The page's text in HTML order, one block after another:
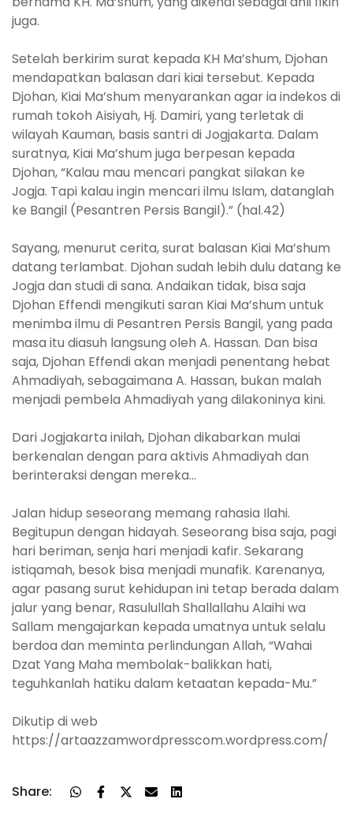
juga.
Setelah berkirim surat kepada KH Ma’shum, Djohan
mendapatkan balasan dari kiai tersebut. Kepada
Djohan, Kiai Ma’shum menyarankan agar ia indekos di
rumah tokoh Aisiyah, Hj. Damiri, yang terletak di
wilayah Kauman, basis santri di Jogjakarta. Dalam
suratnya, Kiai Ma’shum juga berpesan kepada
Djohan, “Kalau mau mencari pangkat silakan ke
Jogja. Tapi kalau ingin mencari ilmu Islam, datanglah
ke Bangil (Pesantren Persis Bangil).” (hal.42)
Sayang, menurut cerita, surat balasan Kiai Ma’shum
datang terlambat. Djohan sudah lebih dulu datang ke
Jogja dan studi di sana. Andaikan tidak, bisa saja
Djohan Effendi mengikuti saran Kiai Ma’shum untuk
menimba ilmu di Pesantren Persis Bangil, yang pada
masa itu diasuh langsung oleh A. Hassan. Dan bisa
saja, Djohan Effendi akan menjadi penentang hebat
Ahmadiyah, sebagaimana A. Hassan, bukan malah
menjadi pembela Ahmadiyah yang dilakoninya kini.
Dari Jogjakarta inilah, Djohan dikabarkan mulai
berkenalan dengan para aktivis Ahmadiyah dan
berinteraksi dengan mereka…
Jalan hidup seseorang memang rahasia Ilahi.
Begitupun dengan hidayah. Seseorang bisa saja, pagi
hari beriman, senja hari menjadi kafir. Sekarang
istiqamah, besok bisa menjadi munafik. Karenanya,
agar pasang surut kehidupan ini tetap berada dalam
jalur yang benar, Rasulullah Shallallahu Alaihi wa
Sallam mengajarkan kepada umatnya untuk selalu
berdoa dan meminta perlindungan Allah, “Wahai
Dzat Yang Maha membolak-balikkan hati,
teguhkanlah hatiku dalam ketaatan kepada-Mu.”
Dikutip di web
https://artaazzamwordpresscom.wordpress.com/
Share: